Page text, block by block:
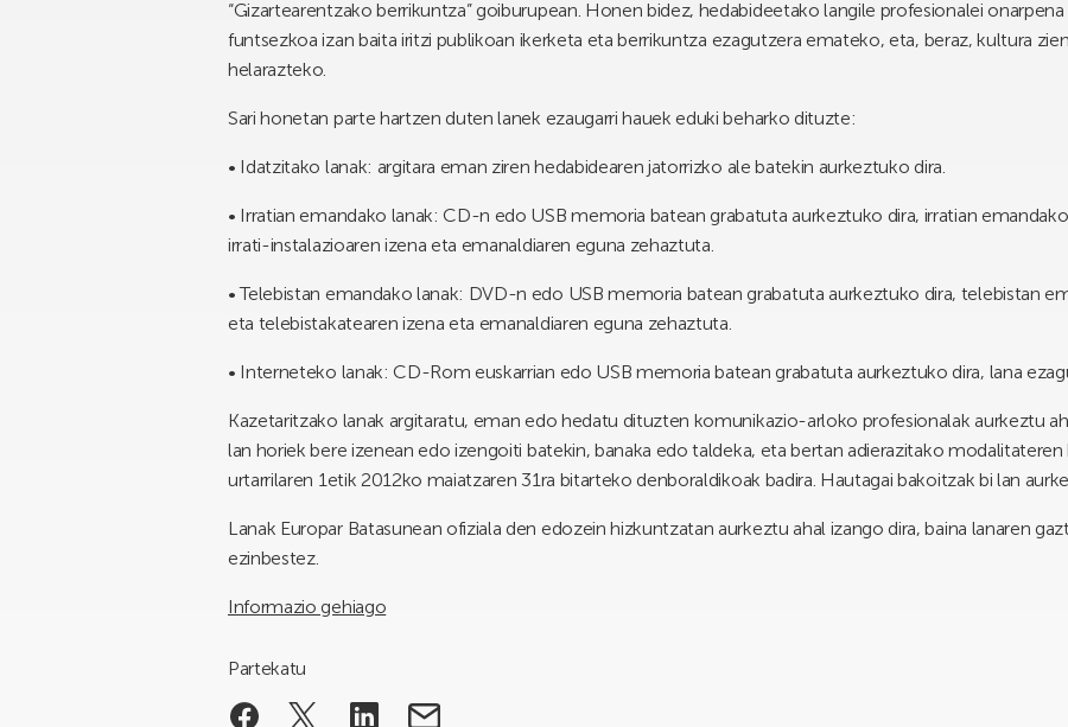
“Gizartearentzako berrikuntza” goiburupean. Honen bidez, hedabideetako langile profesionalei
funtsezkoa izan baita iritzi publikoan ikerketa eta berrikuntza ezagutzera emateko, eta, beraz, kultura
helarazteko.
Sari honetan parte hartzen duten lanek ezaugarri hauek eduki beharko dituzte:
• Idatzitako lanak: argitara eman ziren hedabidearen jatorrizko ale batekin aurkeztuko dira.
• Irratian emandako lanak: CD-n edo USB memoria batean grabatuta aurkeztuko dira, irratian
irrati-instalazioaren izena eta emanaldiaren eguna zehaztuta.
• Telebistan emandako lanak: DVD-n edo USB memoria batean grabatuta aurkeztuko dira, telebistan
eta telebistakatearen izena eta emanaldiaren eguna zehaztuta.
• Interneteko lanak: CD-Rom euskarrian edo USB memoria batean grabatuta aurkeztuko dira, lana
Kazetaritzako lanak argitaratu, eman edo hedatu dituzten komunikazio-arloko profesionalak aurkeztu
lan horiek bere izenean edo izengoiti batekin, banaka edo taldeka, eta bertan adierazitako
urtarrilaren 1etik 2012ko maiatzaren 31ra bitarteko denboraldikoak badira. Hautagai bakoitzak bi lan
Lanak Europar Batasunean ofiziala den edozein hizkuntzatan aurkeztu ahal izango dira, baina lanaren
ezinbestez.
Informazio gehiago
Partekatu